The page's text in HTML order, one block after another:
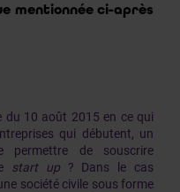
mentionnée ci-après
du 10 août 2015 en ce qui
qui débutent, un
permettre de souscrire
start up ? Dans le cas
société civile sous forme